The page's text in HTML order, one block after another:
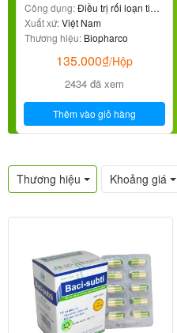
Công dụng:Điều trị rối loạn tiêu
hóa
Xuất xứ:Việt Nam
Thương hiệu: Biopharco
135.000₫/Hộp
2434 đã xem
Thêm vào giỏ hàng
Thương hiệu Khoảng giá